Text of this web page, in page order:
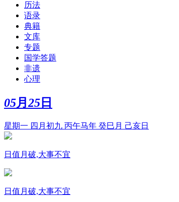
历法
语录
典籍
文库
专题
国学答题
非遗
心理
05月 25 日
星期一 四月初九 丙午马年 癸巳月 己亥日
日值月破,大事不宜
日值月破,大事不宜